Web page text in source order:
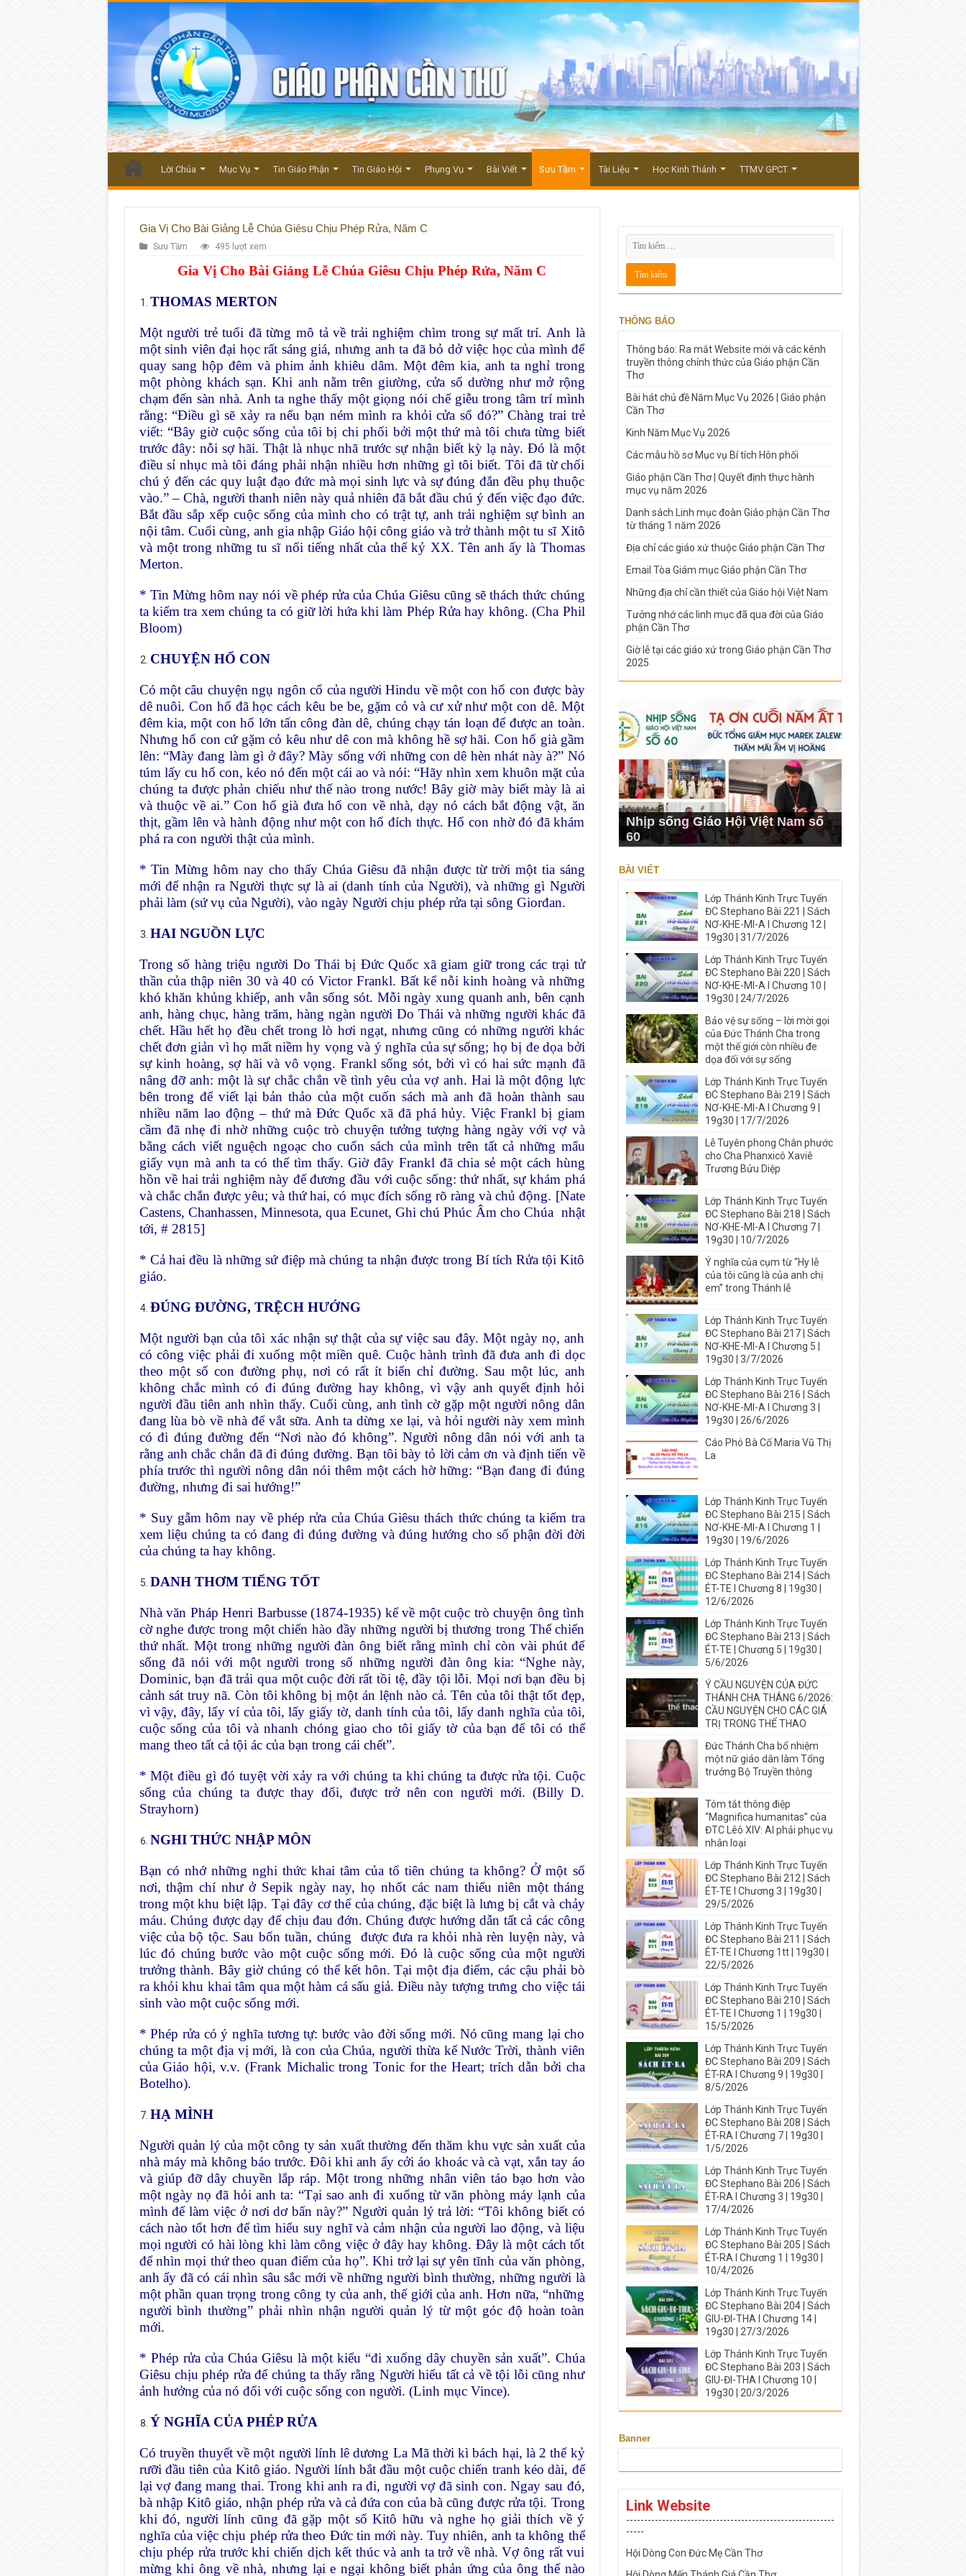
Lời Chúa Mục Vụ Tin Giáo Phận Tin Giáo Hội Phụng Vụ Bài Viết Sưu Tầm Tài Liệu Học Kinh Thánh TTMV GPCT
Gia Vị Cho Bài Giảng Lễ Chúa Giêsu Chịu Phép Rửa, Năm C
Sưu Tầm 495 lượt xem
Gia Vị Cho Bài Giảng Lễ Chúa Giêsu Chịu Phép Rửa, Năm C
THOMAS MERTON
Một người trẻ tuổi đã từng mô tả về trải nghiệm chìm trong sự mất trí. Anh là
một sinh viên đại học rất sáng giá, nhưng anh ta đã bỏ dở việc học của mình để
quay sang hộp đêm và phim ảnh khiêu dâm. Một đêm kia, anh ta nghỉ trong
một phòng khách sạn. Khi anh nằm trên giường, cửa sổ dường như mở rộng
chạm đến sàn nhà. Anh ta nghe thấy một giọng nói chế giễu trong tâm trí mình
rằng: “Điều gì sẽ xảy ra nếu bạn ném mình ra khỏi cửa sổ đó?” Chàng trai trẻ
viết: “Bây giờ cuộc sống của tôi bị chi phối bởi một thứ mà tôi chưa từng biết
trước đây: nỗi sợ hãi. Thật là nhục nhã trước sự nhận biết kỳ lạ này. Đó là một
điều sỉ nhục mà tôi đáng phải nhận nhiều hơn những gì tôi biết. Tôi đã từ chối
chú ý đến các quy luật đạo đức mà mọi sinh lực và sự đúng đắn đều phụ thuộc
vào.” – Chà, người thanh niên này quả nhiên đã bắt đầu chú ý đến việc đạo đức.
Bắt đầu sắp xếp cuộc sống của mình cho có trật tự, anh trải nghiệm sự bình an
nội tâm. Cuối cùng, anh gia nhập Giáo hội công giáo và trở thành một tu sĩ Xitô
và một trong những tu sĩ nổi tiếng nhất của thế kỷ XX. Tên anh ấy là Thomas
Merton.
* Tin Mừng hôm nay nói về phép rửa của Chúa Giêsu cũng sẽ thách thức chúng
ta kiểm tra xem chúng ta có giữ lời hứa khi làm Phép Rửa hay không. (Cha Phil
Bloom)
CHUYỆN HỔ CON
Có một câu chuyện ngụ ngôn cổ của người Hindu về một con hổ con được bày
dê nuôi. Con hổ đã học cách kêu be be, gặm cỏ và cư xử như một con dê. Một
đêm kia, một con hổ lớn tấn công đàn dê, chúng chạy tán loạn để được an toàn.
Nhưng hổ con cứ gặm cỏ kêu như dê con mà không hề sợ hãi. Con hổ già gầm
lên: “Mày đang làm gì ở đây? Mày sống với những con dê hèn nhát này à?” Nó
túm lấy cu hổ con, kéo nó đến một cái ao và nói: “Hãy nhìn xem khuôn mặt của
chúng ta được phản chiếu như thế nào trong nước! Bây giờ mày biết mày là ai
và thuộc về ai.” Con hổ già đưa hổ con về nhà, dạy nó cách bắt động vật, ăn
thịt, gầm lên và hành động như một con hổ đích thực. Hổ con nhờ đó đã khám
phá ra con người thật của mình.
* Tin Mừng hôm nay cho thấy Chúa Giêsu đã nhận được từ trời một tia sáng
mới để nhận ra Người thực sự là ai (danh tính của Người), và những gì Người
phải làm (sứ vụ của Người), vào ngày Người chịu phép rửa tại sông Giorđan.
HAI NGUỒN LỰC
Trong số hàng triệu người Do Thái bị Đức Quốc xã giam giữ trong các trại tử
thần của thập niên 30 và 40 có Victor Frankl. Bất kể nỗi kinh hoàng và những
khó khăn khủng khiếp, anh vẫn sống sót. Mỗi ngày xung quanh anh, bên cạnh
anh, hàng chục, hàng trăm, hàng ngàn người Do Thái và những người khác đã
chết. Hầu hết họ đều chết trong lò hơi ngạt, nhưng cũng có những người khác
chết đơn giản vì họ mất niềm hy vọng và ý nghĩa của sự sống; họ bị đe dọa bởi
sự kinh hoàng, sợ hãi và vô vọng. Frankl sống sót, bởi vì có hai sức mạnh đã
nâng đỡ anh: một là sự chắc chắn về tình yêu của vợ anh. Hai là một động lực
bên trong để viết lại bản thảo của một cuốn sách mà anh đã hoàn thành sau
nhiều năm lao động – thứ mà Đức Quốc xã đã phá hủy. Việc Frankl bị giam
cầm đã nhẹ đi nhờ những cuộc trò chuyện tưởng tượng hàng ngày với vợ và
bằng cách viết nguệch ngoạc cho cuốn sách của mình trên tất cả những mẩu
giấy vụn mà anh ta có thể tìm thấy. Giờ đây Frankl đã chia sẻ một cách hùng
hồn về hai trải nghiệm này để đương đầu với cuộc sống: thứ nhất, sự khám phá
và chắc chắn được yêu; và thứ hai, có mục đích sống rõ ràng và chủ động. [Nate
Castens, Chanhassen, Minnesota, qua Ecunet, Ghi chú Phúc Âm cho Chúa nhật
tới, # 2815]
* Cả hai đều là những sứ điệp mà chúng ta nhận được trong Bí tích Rửa tội Kitô
giáo.
ĐÚNG ĐƯỜNG, TRỆCH HƯỚNG
Một người bạn của tôi xác nhận sự thật của sự việc sau đây. Một ngày nọ, anh
có công việc phải đi xuống một miền quê. Cuộc hành trình đã đưa anh đi dọc
theo một số con đường phụ, nơi có rất ít biển chỉ đường. Sau một lúc, anh
không chắc mình có đi đúng đường hay không, vì vậy anh quyết định hỏi
người đầu tiên anh nhìn thấy. Cuối cùng, anh tình cờ gặp một người nông dân
đang lùa bò về nhà để vắt sữa. Anh ta dừng xe lại, và hỏi người này xem mình
có đi đúng đường đến “Nơi nào đó không”. Người nông dân nói với anh ta
rằng anh chắc chắn đã đi đúng đường. Bạn tôi bày tỏ lời cảm ơn và định tiến về
phía trước thì người nông dân nói thêm một cách hờ hững: “Bạn đang đi đúng
đường, nhưng đi sai hướng!”
* Suy gẫm hôm nay về phép rửa của Chúa Giêsu thách thức chúng ta kiểm tra
xem liệu chúng ta có đang đi đúng đường và đúng hướng cho số phận đời đời
của chúng ta hay không.
DANH THƠM TIẾNG TỐT
Nhà văn Pháp Henri Barbusse (1874-1935) kể về một cuộc trò chuyện ông tình
cờ nghe được trong một chiến hào đầy những người bị thương trong Thế chiến
thứ nhất. Một trong những người đàn ông biết rằng mình chỉ còn vài phút để
sống đã nói với một người trong số những người đàn ông kia: “Nghe này,
Dominic, bạn đã trải qua một cuộc đời rất tồi tệ, đầy tội lỗi. Mọi nơi bạn đều bị
cảnh sát truy nã. Còn tôi không bị một án lệnh nào cả. Tên của tôi thật tốt đẹp,
vì vậy, đây, lấy ví của tôi, lấy giấy tờ, danh tính của tôi, lấy danh nghĩa của tôi,
cuộc sống của tôi và nhanh chóng giao cho tôi giấy tờ của bạn để tôi có thể
mang theo tất cả tội ác của bạn trong cái chết”.
* Một điều gì đó tuyệt vời xảy ra với chúng ta khi chúng ta được rửa tội. Cuộc
sống của chúng ta được thay đổi, được trở nên con người mới. (Billy D.
Strayhorn)
NGHI THỨC NHẬP MÔN
Bạn có nhớ những nghi thức khai tâm của tổ tiên chúng ta không? Ở một số
nơi, thậm chí như ở Sepik ngày nay, họ nhốt các nam thiếu niên một tháng
trong một khu biệt lập. Tại đây cơ thể của chúng, đặc biệt là lưng bị cắt và chảy
máu. Chúng được dạy để chịu đau đớn. Chúng được hướng dẫn tất cả các công
việc của bộ tộc. Sau bốn tuần, chúng được đưa ra khỏi nhà rèn luyện này, và
lúc đó chúng bước vào một cuộc sống mới. Đó là cuộc sống của một người
trưởng thành. Bây giờ chúng có thể kết hôn. Tại một địa điểm, các cậu phải bò
ra khỏi khu khai tâm qua một hàm cá sấu giả. Điều này tượng trưng cho việc tái
sinh vào một cuộc sống mới.
* Phép rửa có ý nghĩa tương tự: bước vào đời sống mới. Nó cũng mang lại cho
chúng ta một địa vị mới, là con của Chúa, người thừa kế Nước Trời, thành viên
của Giáo hội, v.v. (Frank Michalic trong Tonic for the Heart; trích dẫn bởi cha
Botelho).
HẠ MÌNH
Người quản lý của một công ty sản xuất thường đến thăm khu vực sản xuất của
nhà máy mà không báo trước. Đôi khi anh ấy cởi áo khoác và cà vạt, xắn tay áo
và giúp đỡ dây chuyền lắp ráp. Một trong những nhân viên táo bạo hơn vào
một ngày nọ đã hỏi anh ta: “Tại sao anh đi xuống từ văn phòng máy lạnh của
mình để làm việc ở nơi dơ bẩn này?” Người quản lý trả lời: “Tôi không biết có
cách nào tốt hơn để tìm hiểu suy nghĩ và cảm nhận của người lao động, và liệu
mọi người có hài lòng khi làm công việc ở đây hay không. Đây là một cách tốt
để nhìn mọi thứ theo quan điểm của họ”. Khi trở lại sự yên tĩnh của văn phòng,
anh ấy đã có cái nhìn sâu sắc mới về những người bình thường, những người là
một phần quan trọng trong công ty của anh, thế giới của anh. Hơn nữa, “những
người bình thường” phải nhìn nhận người quản lý từ một góc độ hoàn toàn
mới.
* Phép rửa của Chúa Giêsu là một kiểu “đi xuống dây chuyền sản xuất”. Chúa
Giêsu chịu phép rửa để chúng ta thấy rằng Người hiểu tất cả về tội lỗi cũng như
ảnh hưởng của nó đối với cuộc sống con người. (Linh mục Vince).
Ý NGHĨA CỦA PHÉP RỬA
Có truyền thuyết về một người lính lê dương La Mã thời kì bách hại, là 2 thế kỷ
rưỡi đầu tiên của Kitô giáo. Người lính bắt đầu một cuộc chiến tranh kéo dài, để
lại vợ đang mang thai. Trong khi anh ra đi, người vợ đã sinh con. Ngay sau đó,
bà nhập Kitô giáo, nhận phép rửa và cả đứa con của bà cũng được rửa tội. Trong
khi đó, người lính cũng đã gặp một số Kitô hữu và nghe họ giải thích về ý
nghĩa của việc chịu phép rửa theo Đức tin mới này. Tuy nhiên, anh ta không thể
chịu phép rửa trước khi chiến dịch kết thúc và anh ta trở về nhà. Vợ ông rất vui
mừng khi ông về nhà, nhưng lại e ngại không biết phản ứng của ông thế nào
THÔNG BÁO
Thông báo: Ra mắt Website mới và các kênh
truyền thông chính thức của Giáo phận Cần
Thơ
Bài hát chủ đề Năm Mục Vụ 2026 | Giáo phận
Cần Thơ
Kinh Năm Mục Vụ 2026
Các mẫu hồ sơ Mục vụ Bí tích Hôn phối
Giáo phận Cần Thơ | Quyết định thực hành
mục vụ năm 2026
Danh sách Linh mục đoàn Giáo phận Cần Thơ
từ tháng 1 năm 2026
Địa chỉ các giáo xứ thuộc Giáo phận Cần Thơ
Email Tòa Giám mục Giáo phận Cần Thơ
Những địa chỉ cần thiết của Giáo hội Việt Nam
Tưởng nhớ các linh mục đã qua đời của Giáo
phận Cần Thơ
Giờ lễ tại các giáo xứ trong Giáo phận Cần Thơ
2025
Nhịp sống Giáo Hội Việt Nam số
60
BÀI VIẾT
Lớp Thánh Kinh Trực Tuyến
ĐC Stephano Bài 221 | Sách
NƠ-KHE-MI-A I Chương 12 |
19g30 | 31/7/2026
Lớp Thánh Kinh Trực Tuyến
ĐC Stephano Bài 220 | Sách
NƠ-KHE-MI-A I Chương 10 |
19g30 | 24/7/2026
Bảo vệ sự sống – lời mời gọi
của Đức Thánh Cha trong
một thế giới còn nhiều đe
dọa đối với sự sống
Lớp Thánh Kinh Trực Tuyến
ĐC Stephano Bài 219 | Sách
NƠ-KHE-MI-A I Chương 9 |
19g30 | 17/7/2026
Lễ Tuyên phong Chân phước
cho Cha Phanxicô Xaviê
Trương Bửu Diệp
Lớp Thánh Kinh Trực Tuyến
ĐC Stephano Bài 218 | Sách
NƠ-KHE-MI-A I Chương 7 |
19g30 | 10/7/2026
Ý nghĩa của cụm từ “Hy lễ
của tôi cũng là của anh chị
em” trong Thánh lễ
Lớp Thánh Kinh Trực Tuyến
ĐC Stephano Bài 217 | Sách
NƠ-KHE-MI-A I Chương 5 |
19g30 | 3/7/2026
Lớp Thánh Kinh Trực Tuyến
ĐC Stephano Bài 216 | Sách
NƠ-KHE-MI-A I Chương 3 |
19g30 | 26/6/2026
Cáo Phó Bà Cố Maria Vũ Thị
La
Lớp Thánh Kinh Trực Tuyến
ĐC Stephano Bài 215 | Sách
NƠ-KHE-MI-A I Chương 1 |
19g30 | 19/6/2026
Lớp Thánh Kinh Trực Tuyến
ĐC Stephano Bài 214 | Sách
ÉT-TE I Chương 8 | 19g30 |
12/6/2026
Lớp Thánh Kinh Trực Tuyến
ĐC Stephano Bài 213 | Sách
ÉT-TE | Chương 5 | 19g30 |
5/6/2026
Ý CẦU NGUYỆN CỦA ĐỨC
THÁNH CHA THÁNG 6/2026:
CẦU NGUYỆN CHO CÁC GIÁ
TRỊ TRONG THỂ THAO
Đức Thánh Cha bổ nhiệm
một nữ giáo dân làm Tổng
trưởng Bộ Truyền thông
Tóm tắt thông điệp
“Magnifica humanitas” của
ĐTC Lêô XIV: AI phải phục vụ
nhân loại
Lớp Thánh Kinh Trực Tuyến
ĐC Stephano Bài 212 | Sách
ÉT-TE I Chương 3 | 19g30 |
29/5/2026
Lớp Thánh Kinh Trực Tuyến
ĐC Stephano Bài 211 | Sách
ÉT-TE I Chương 1tt | 19g30 |
22/5/2026
Lớp Thánh Kinh Trực Tuyến
ĐC Stephano Bài 210 | Sách
ÉT-TE I Chương 1 | 19g30 |
15/5/2026
Lớp Thánh Kinh Trực Tuyến
ĐC Stephano Bài 209 | Sách
ÉT-RA I Chương 9 | 19g30 |
8/5/2026
Lớp Thánh Kinh Trực Tuyến
ĐC Stephano Bài 208 | Sách
ÉT-RA I Chương 7 | 19g30 |
1/5/2026
Lớp Thánh Kinh Trực Tuyến
ĐC Stephano Bài 206 | Sách
ÉT-RA I Chương 3 | 19g30 |
17/4/2026
Lớp Thánh Kinh Trực Tuyến
ĐC Stephano Bài 205 | Sách
ÉT-RA I Chương 1 | 19g30 |
10/4/2026
Lớp Thánh Kinh Trực Tuyến
ĐC Stephano Bài 204 | Sách
GIU-ĐI-THA I Chương 14 |
19g30 | 27/3/2026
Lớp Thánh Kinh Trực Tuyến
ĐC Stephano Bài 203 | Sách
GIU-ĐI-THA I Chương 10 |
19g30 | 20/3/2026
Banner
Link Website
----------------------------------------------------------
-----
Hội Dòng Con Đức Mẹ Cần Thơ